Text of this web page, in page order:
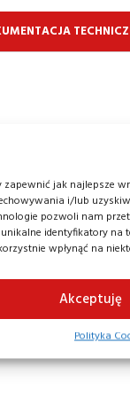
zapewnić jak najlepsze
i/lub
pozwoli nam
identyfikatory na
wpłynąć na
Akceptuję
Polityka
5 120 AS
w
montażu
na
alternatywę